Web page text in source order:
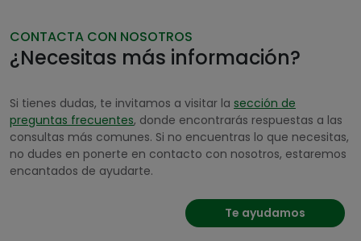
CONTACTA CON NOSOTROS
¿Necesitas más información?
Si tienes dudas, te invitamos a visitar la sección de
preguntas frecuentes, donde encontrarás respuestas a las
consultas más comunes. Si no encuentras lo que necesitas,
no dudes en ponerte en contacto con nosotros, estaremos
encantados de ayudarte.
Te ayudamos